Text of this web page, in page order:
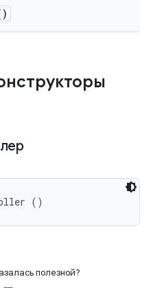
()
полезной?